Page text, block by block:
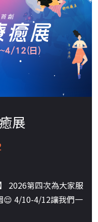
展
2026第四次為大家服
😌 4/10-4/12讓我們一